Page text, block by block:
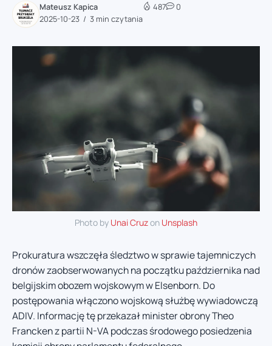
Mateusz Kapica
2025-10-23
3 min czytania
487 0
Photo by Unai Cruzon Unsplash
Prokuratura wszczęła śledztwo w sprawie tajemniczych
dronów zaobserwowanych na początku października nad
belgijskim obozem wojskowym w Elsenborn. Do
postępowania włączono wojskową służbę wywiadowczą
ADIV. Informację tę przekazał minister obrony Theo
Francken z partii N-VA podczas środowego posiedzenia